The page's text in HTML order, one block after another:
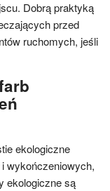
Dobrą praktyką
przed
ruchomych, jeśli
ekologiczne
wykończeniowych,
ekologiczne są